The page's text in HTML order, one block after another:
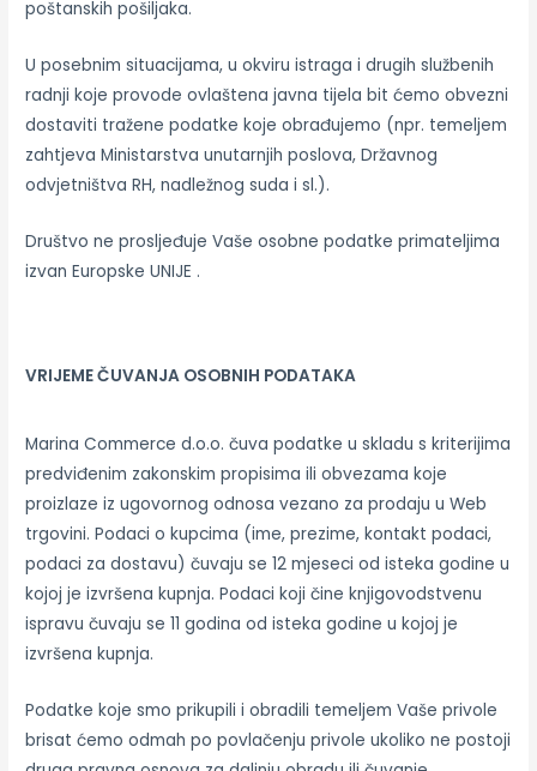
poštanskih pošiljaka.
U posebnim situacijama, u okviru istraga i drugih službenih
radnji koje provode ovlaštena javna tijela bit ćemo obvezni
dostaviti tražene podatke koje obrađujemo (npr. temeljem
zahtjeva Ministarstva unutarnjih poslova, Državnog
odvjetništva RH, nadležnog suda i sl.).
Društvo ne prosljeđuje Vaše osobne podatke primateljima
izvan Europske UNIJE .
VRIJEME ČUVANJA OSOBNIH PODATAKA
Marina Commerce d.o.o. čuva podatke u skladu s kriterijima
predviđenim zakonskim propisima ili obvezama koje
proizlaze iz ugovornog odnosa vezano za prodaju u Web
trgovini. Podaci o kupcima (ime, prezime, kontakt podaci,
podaci za dostavu) čuvaju se 12 mjeseci od isteka godine u
kojoj je izvršena kupnja. Podaci koji čine knjigovodstvenu
ispravu čuvaju se 11 godina od isteka godine u kojoj je
izvršena kupnja.
Podatke koje smo prikupili i obradili temeljem Vaše privole
brisat ćemo odmah po povlačenju privole ukoliko ne postoji